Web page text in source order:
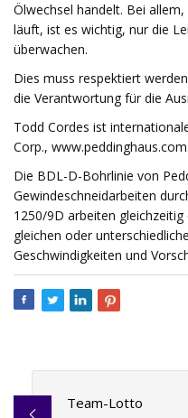
Ölwechsel handelt. Bei
läuft, ist es wichtig, nur die
überwachen.
Dies muss respektiert
die Verantwortung für die
Todd Cordes ist
Corp., www.peddinghaus.com.
Die BDL-D-Bohrlinie von
Gewindeschneidarbeiten
1250/9D arbeiten
gleichen oder
Geschwindigkeiten und
Team-Lotto